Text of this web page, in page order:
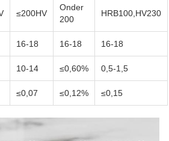
≤200HV
Onder
200
HRB100,HV230
16-18 16-18 16-18
10-14 ≤0,60% 0,5-1,5
≤0,07 ≤0,12% ≤0,15